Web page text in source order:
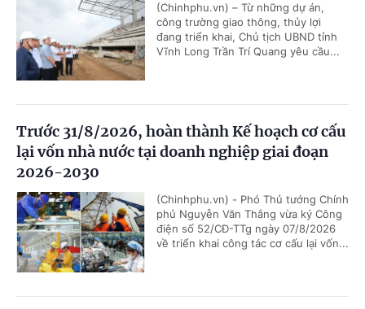
(Chinhphu.vn) – Từ những dự án,
công trường giao thông, thủy lợi
đang triển khai, Chủ tịch UBND tỉnh
Vĩnh Long Trần Trí Quang yêu cầu...
Trước 31/8/2026, hoàn thành Kế hoạch cơ cấu
lại vốn nhà nước tại doanh nghiệp giai đoạn
2026-2030
(Chinhphu.vn) - Phó Thủ tướng Chính
phủ Nguyễn Văn Thắng vừa ký Công
điện số 52/CĐ-TTg ngày 07/8/2026
về triển khai công tác cơ cấu lại vốn...